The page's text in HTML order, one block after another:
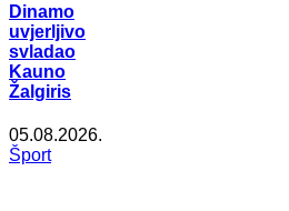
Dinamo
uvjerljivo
svladao
Kauno
Žalgiris
05.08.2026.
Šport